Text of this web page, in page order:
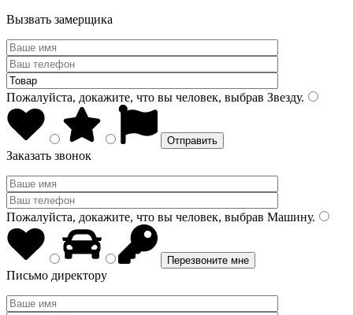
Вызвать замерщика
Пожалуйста, докажите, что вы человек, выбрав Звезду.
Заказать звонок
Пожалуйста, докажите, что вы человек, выбрав Машину.
Письмо директору